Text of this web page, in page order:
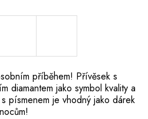
příběhem! Přívěsek s
diamantem jako symbol kvality a
písmenem je vhodný jako dárek